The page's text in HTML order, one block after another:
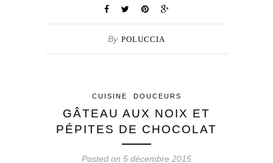
By POLUCCIA
CUISINE DOUCEURS
GÂTEAU AUX NOIX ET
PÉPITES DE CHOCOLAT
Posted on 5 décembre 2015